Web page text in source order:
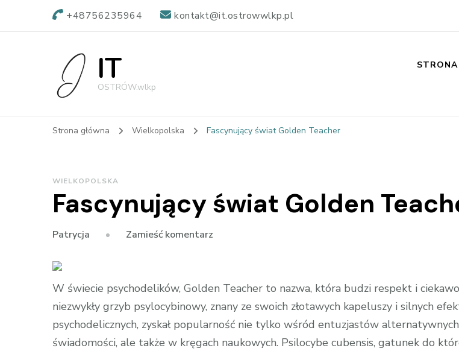
+48756235964 kontakt@it.ostrowwlkp.pl
IT
OSTRÓW.wlkp
Strona główna Wielkopolska Fascynujący świat Golden Teacher
WIELKOPOLSKA
Fascynujący świat Golden
Patrycja Zamieść komentarz
świat
Teacher
W świecie psychodelików, Golden Teacher to nazwa, która budzi respekt i
niezwykły grzyb psylocybinowy, znany ze swoich złotawych kapeluszy i silnych
psychodelicznych, zyskał popularność nie tylko wśród entuzjastów
świadomości, ale także w kręgach naukowych. Psilocybe cubensis, gatunek do